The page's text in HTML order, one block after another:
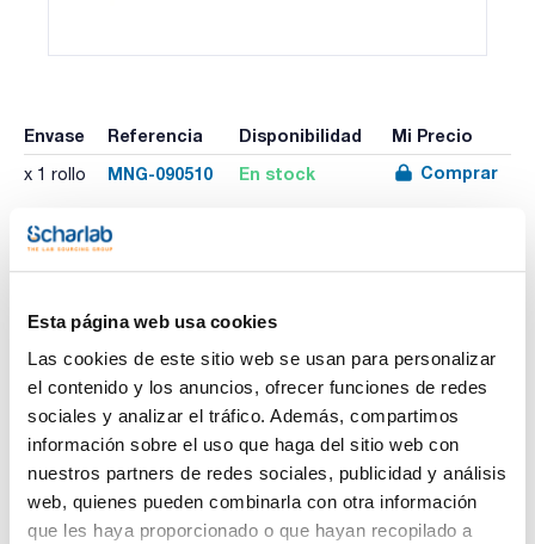
Esta página web usa cookies
Las cookies de este sitio web se usan para personalizar
el contenido y los anuncios, ofrecer funciones de redes
sociales y analizar el tráfico. Además, compartimos
información sobre el uso que haga del sitio web con
nuestros partners de redes sociales, publicidad y análisis
web, quienes pueden combinarla con otra información
que les haya proporcionado o que hayan recopilado a
Envase Referencia Disponibilidad Mi Precio
x 1 rollo MNG-090510 En stock Comprar
Características
Referencia de Recambio : MNG-090511
Rango de medida : 1 - 2 - 3 - 4 - 5 - 6 - 7 - 8 - 9 - 10 - 11
Presentación : Carrete: 6 m largo, 14 mm ancho
Caducidad (años) : 3
Pack (u.) : 1 rollo
La combinación de diferentes reactivos indicadores en un
solo papel permite hacer una diferenciación más exacta
entre los distintos valores facilitando la lectura correcta del
pH.
Ver más
Documentación técnica